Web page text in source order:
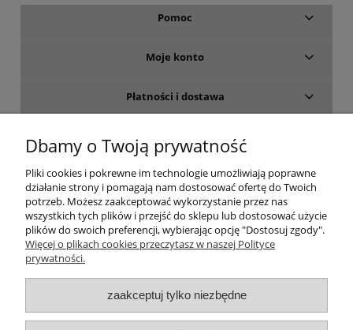
Pomoc
Moje konto
Płatności i dostawa
pokaż pełną wersję strony
Sklep internetowy Shoper.pl
Dbamy o Twoją prywatność
Pliki cookies i pokrewne im technologie umożliwiają poprawne
działanie strony i pomagają nam dostosować ofertę do Twoich
potrzeb. Możesz zaakceptować wykorzystanie przez nas
wszystkich tych plików i przejść do sklepu lub dostosować użycie
plików do swoich preferencji, wybierając opcję "Dostosuj zgody".
Więcej o plikach cookies przeczytasz w naszej Polityce
prywatności.
zaakceptuj tylko niezbędne